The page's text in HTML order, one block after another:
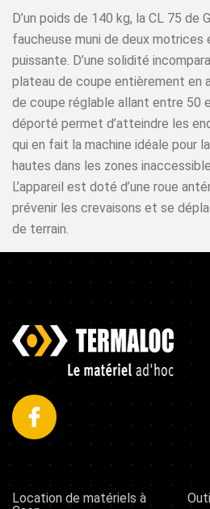
D’un poids de 140 kg, la CL 75 de
faucheuse muni de deux motrices
puissante. D’une solidité
plateau de coupe entièrement en
de coupe réglable allant entre 50
déporté permet d’atteindre les
qui en fait la machine idéale pour
hautes dans les zones
L’appareil est doté d’une roue
prévenir les crevaisons et se
de terrain.
Location de matériels à